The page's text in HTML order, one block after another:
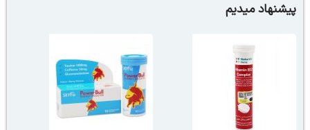
پیشنهاد میدیم